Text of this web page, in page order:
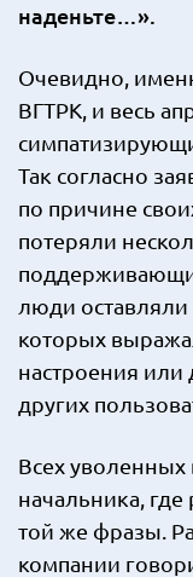
наденьте…».
Очевидно,
ВГТРК, и весь
Так согласно
по причине
потеряли
люди оставляли
которых
настроения
других
Всех
начальника,
той же фразы.
компании